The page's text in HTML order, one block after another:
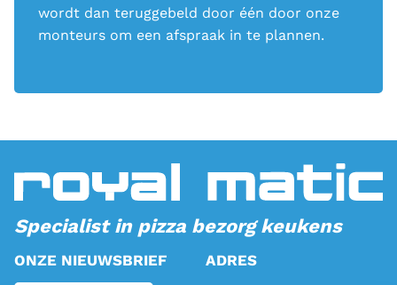
wordt dan teruggebeld door één door onze
monteurs om een afspraak in te plannen.
Specialist in pizza bezorg keukens
ONZE NIEUWSBRIEF ADRES